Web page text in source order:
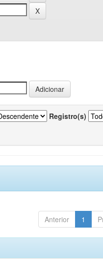
Registro(s)
Anterior 1